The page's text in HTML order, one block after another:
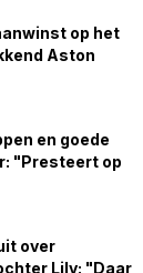
op het
Aston
en goede
"Presteert op
over
Lily: "Daar